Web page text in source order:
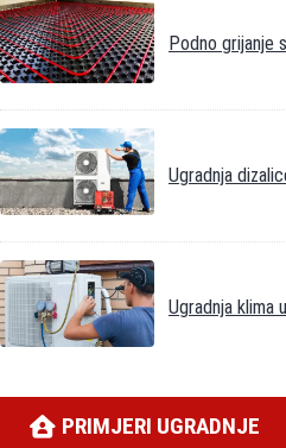
Podno grijanje
Ugradnja
Ugradnja klima
PRIMJERI UGRADNJE